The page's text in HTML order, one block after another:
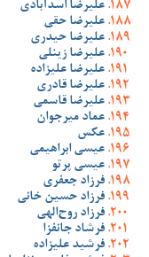
علیرضا اسدآبادی
علیرضا حقی
علیرضا حیدری
علیرضا زینلی
علیرضا علیزاده
علیرضا قادری
علیرضا قاسمی
عماد میرجوان
عکس
عیسی ابراهیمی
عیسی پرتو
فرزاد جعفری
فرزاد حسین خانی
فرزاد روح‌الهی
فرشاد جانفزا
فرشید علیزاده